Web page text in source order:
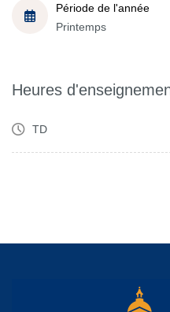
Période de l'année
Printemps
Heures
TD